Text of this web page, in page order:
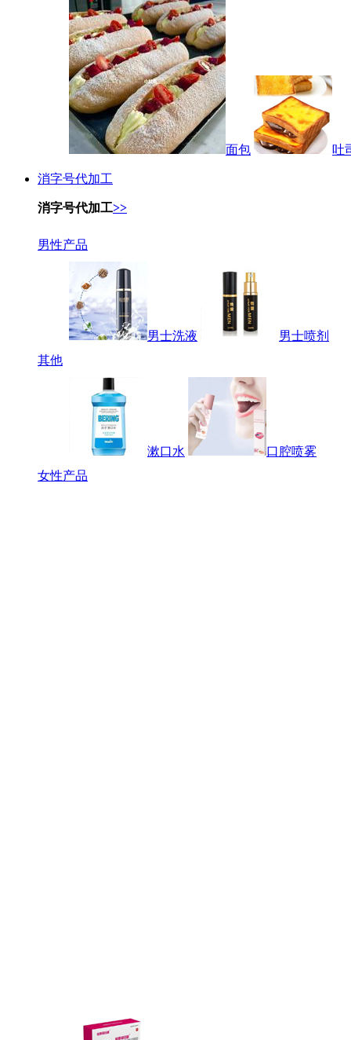
面包 吐
消字号代加工
消字号代加工>>
男性产品
男士洗液
男士喷剂
其他
漱口水
口腔喷雾
女性产品